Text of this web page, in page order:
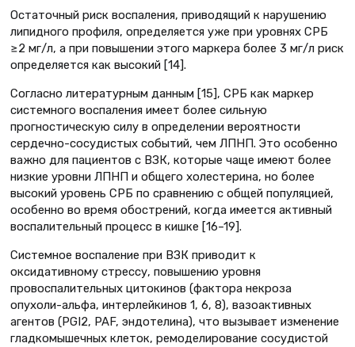
Остаточный риск воспаления, приводящий к нарушению
липидного профиля, определяется уже при уровнях СРБ
≥2 мг/л, а при повышении этого маркера более 3 мг/л риск
определяется как высокий [14].
Согласно литературным данным [15], СРБ как маркер
системного воспаления имеет более сильную
прогностическую силу в определении вероятности
сердечно-сосудистых событий, чем ЛПНП. Это особенно
важно для пациентов с ВЗК, которые чаще имеют более
низкие уровни ЛПНП и общего холестерина, но более
высокий уровень СРБ по сравнению с общей популяцией,
особенно во время обострений, когда имеется активный
воспалительный процесс в кишке [16–19].
Системное воспаление при ВЗК приводит к
оксидативному стрессу, повышению уровня
провоспалительных цитокинов (фактора некроза
опухоли-альфа, интерлейкинов 1, 6, 8), вазоактивных
агентов (PGI2, PAF, эндотелина), что вызывает изменение
гладкомышечных клеток, ремоделирование сосудистой